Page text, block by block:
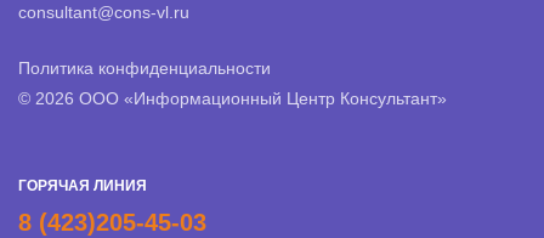
consultant@cons-vl.ru
Политика конфиденциальности
© 2026 ООО «Информационный Центр Консультант»
ГОРЯЧАЯ ЛИНИЯ
8 (423)205-45-03